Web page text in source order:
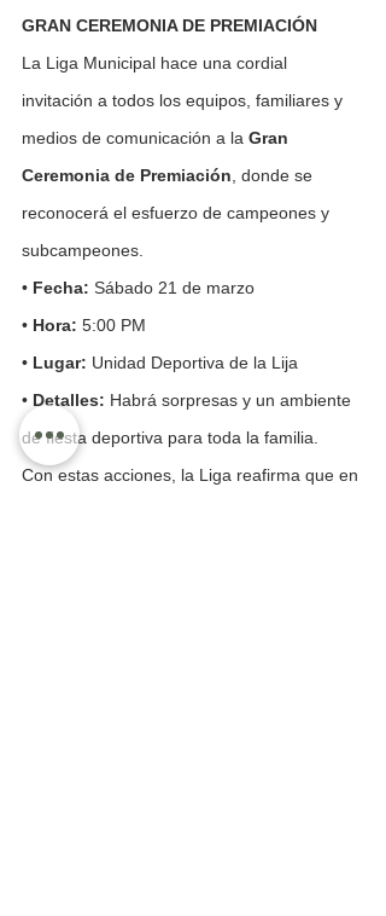
GRAN CEREMONIA DE PREMIACIÓN
La Liga Municipal hace una cordial
invitación a todos los equipos, familiares y
medios de comunicación a la Gran
Ceremonia de Premiación, donde se
reconocerá el esfuerzo de campeones y
subcampeones.
• Fecha: Sábado 21 de marzo
• Hora: 5:00 PM
• Lugar: Unidad Deportiva de la Lija
• Detalles: Habrá sorpresas y un ambiente
de fiesta deportiva para toda la familia.
Con estas acciones, la Liga reafirma que en